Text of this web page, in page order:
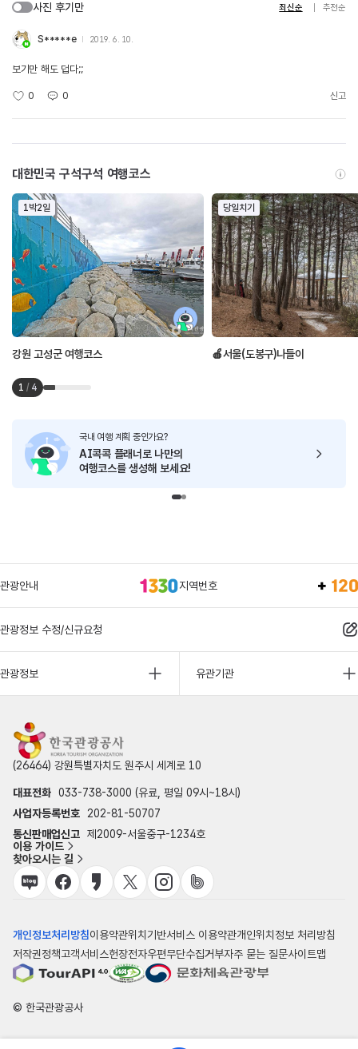
사진 후기만 최신순 추천순
S*****e 2019. 6. 10.
보기만 해도 덥다;;
0 0 신고
대한민국 구석구석 여행코스
1박2일
강원 고성군 여행코스
당일치기
🍎서울(도봉구)나들이
1 / 4
국내 여행 계획 중인가요?
AI콕콕 플래너로 나만의
여행코스를 생성해 보세요!
관광안내 지역번호
관광정보 수정/신규요청
관광정보 유관기관
(26464) 강원특별자치도 원주시 세계로 10
대표전화 033-738-3000 (유료, 평일 09시~18시)
사업자등록번호
202-81-50707
통신판매업신고 제2009-서울중구-1234호
이용 가이드
찾아오시는 길
개인정보처리방침이용약관위치기반서비스 이용약관개인위치정보 처리방침
저작권정책고객서비스헌장전자우편무단수집거부자주 묻는 질문사이트맵
© 한국관광공사